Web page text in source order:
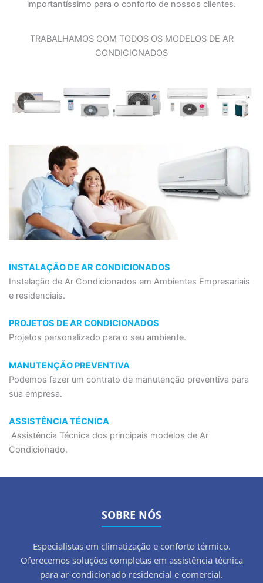
importantíssimo para o conforto de nossos clientes.
TRABALHAMOS COM TODOS OS MODELOS DE AR
CONDICIONADOS
INSTALAÇÃO DE AR CONDICIONADOS
Instalação de Ar Condicionados em Ambientes Empresariais
e residenciais.
PROJETOS DE AR CONDICIONADOS
Projetos personalizado para o seu ambiente.
MANUTENÇÃO PREVENTIVA
Podemos fazer um contrato de manutenção preventiva para
sua empresa.
ASSISTÊNCIA TÉCNICA
Assistência Técnica dos principais modelos de Ar
Condicionado.
SOBRE NÓS
Especialistas em climatização e conforto térmico.
Oferecemos soluções completas em assistência técnica
para ar-condicionado residencial e comercial.